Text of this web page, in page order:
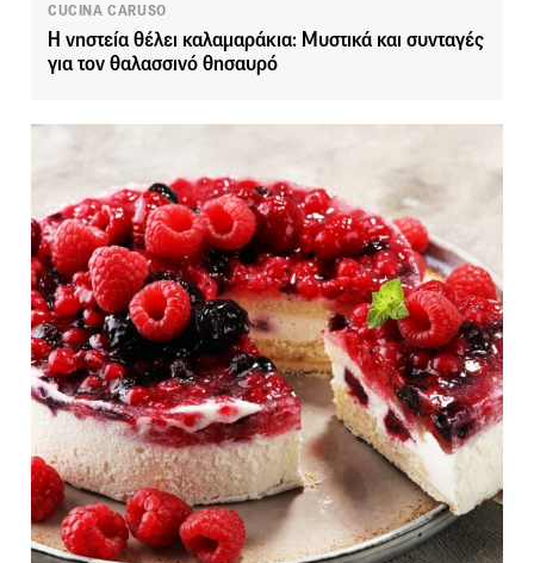
CUCINA CARUSO
Η νηστεία θέλει καλαμαράκια: Μυστικά και συνταγές
για τον θαλασσινό θησαυρό